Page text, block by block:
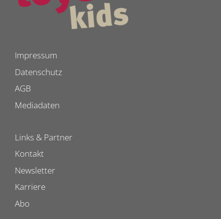
Impressum
Datenschutz
AGB
Mediadaten
Links & Partner
Kontakt
Newsletter
Karriere
Abo